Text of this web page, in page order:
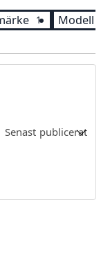
1 Modell
Senast publicerat